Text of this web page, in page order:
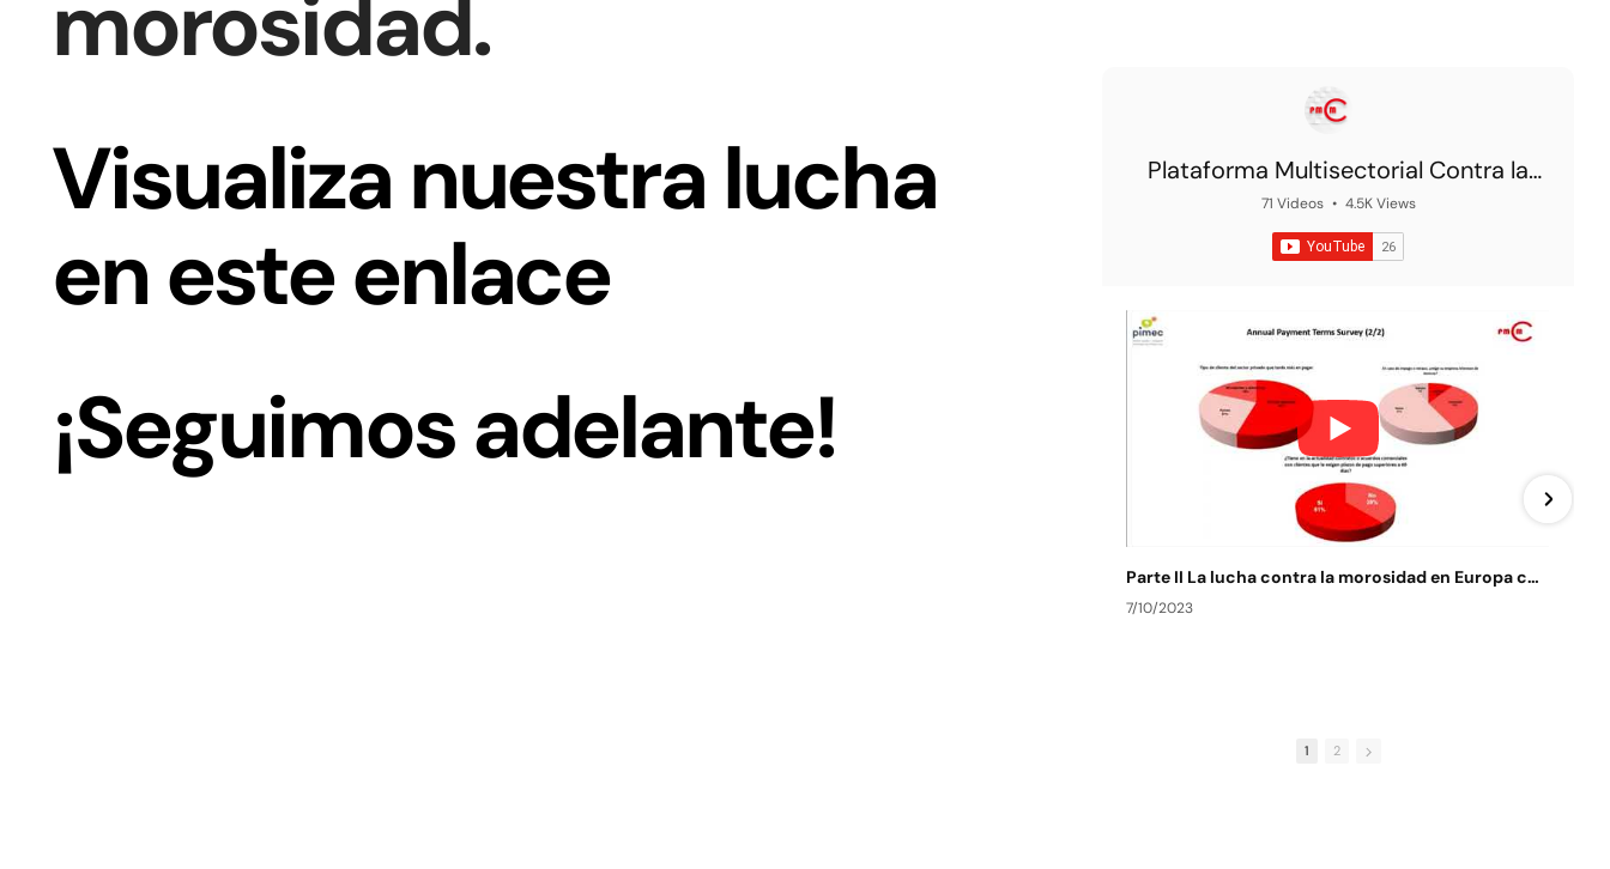
morosidad.
Visualiza nuestra lucha
en este enlace
¡Seguimos adelante!
Plataforma Multisectorial Contra la
Morosidad
71 Videos • 4.5K Views
Parte II La lucha contra la morosidad en Europa contexto actual y de futuro
7/10/2023
1 2